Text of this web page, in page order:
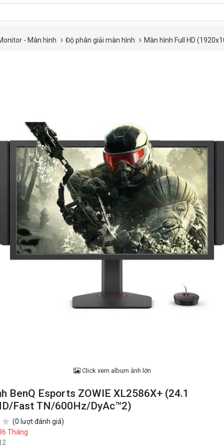
- Màn hình Độ phân giải màn hình Màn hình Full HD
Click xem album ảnh lớn
BenQ Esports ZOWIE XL2586X+ (24.1
Fast TN/600Hz/DyAc™2)
(0 lượt đánh giá)
Tháng